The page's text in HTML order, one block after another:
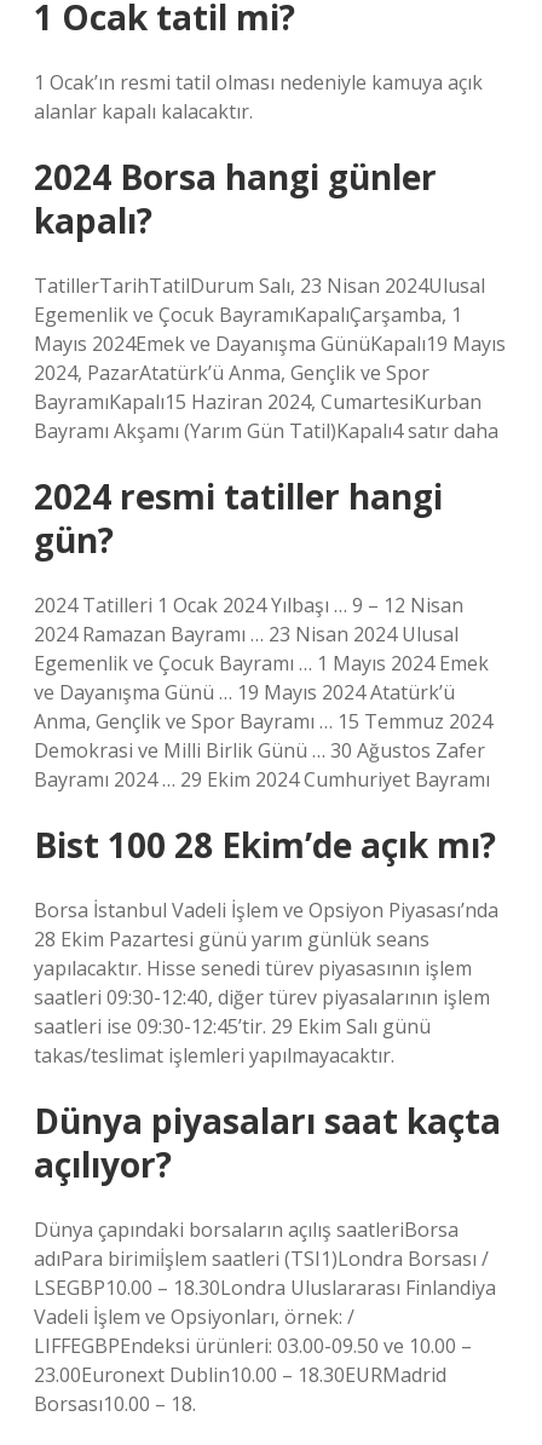
1 Ocak tatil mi?
1 Ocak’ın resmi tatil olması nedeniyle kamuya açık
alanlar kapalı kalacaktır.
2024 Borsa hangi günler
kapalı?
TatillerTarihTatilDurum Salı, 23 Nisan 2024Ulusal
Egemenlik ve Çocuk BayramıKapalıÇarşamba, 1
Mayıs 2024Emek ve Dayanışma GünüKapalı19 Mayıs
2024, PazarAtatürk’ü Anma, Gençlik ve Spor
BayramıKapalı15 Haziran 2024, CumartesiKurban
Bayramı Akşamı (Yarım Gün Tatil)Kapalı4 satır daha
2024 resmi tatiller hangi
gün?
2024 Tatilleri 1 Ocak 2024 Yılbaşı … 9 – 12 Nisan
2024 Ramazan Bayramı … 23 Nisan 2024 Ulusal
Egemenlik ve Çocuk Bayramı … 1 Mayıs 2024 Emek
ve Dayanışma Günü … 19 Mayıs 2024 Atatürk’ü
Anma, Gençlik ve Spor Bayramı … 15 Temmuz 2024
Demokrasi ve Milli Birlik Günü … 30 Ağustos Zafer
Bayramı 2024 … 29 Ekim 2024 Cumhuriyet Bayramı
Bist 100 28 Ekim’de açık mı?
Borsa İstanbul Vadeli İşlem ve Opsiyon Piyasası’nda
28 Ekim Pazartesi günü yarım günlük seans
yapılacaktır. Hisse senedi türev piyasasının işlem
saatleri 09:30-12:40, diğer türev piyasalarının işlem
saatleri ise 09:30-12:45’tir. 29 Ekim Salı günü
takas/teslimat işlemleri yapılmayacaktır.
Dünya piyasaları saat kaçta
açılıyor?
Dünya çapındaki borsaların açılış saatleriBorsa
adıPara birimiİşlem saatleri (TSI1)Londra Borsası /
LSEGBP10.00 – 18.30Londra Uluslararası Finlandiya
Vadeli İşlem ve Opsiyonları, örnek: /
LIFFEGBPEndeksi ürünleri: 03.00-09.50 ve 10.00 –
23.00Euronext Dublin10.00 – 18.30EURMadrid
Borsası10.00 – 18.